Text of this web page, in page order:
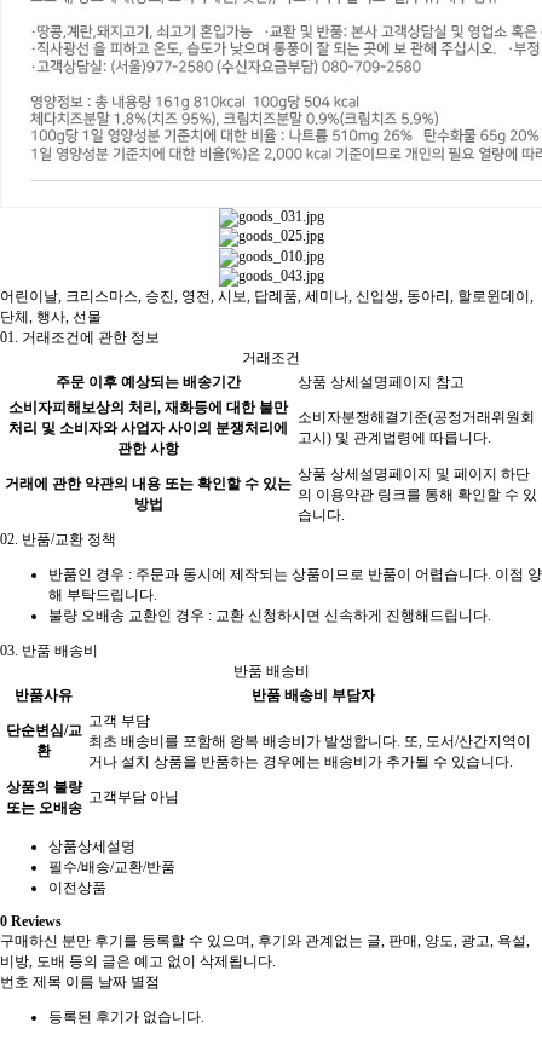
어린이날 크리스마스 승진 영전 시보 답례품 세미나 신입생 동아리 할로윈데이
단체 행사 선물
01.
거래조건에 관한 정보
거래조건
주문 이후 예상되는 배송기간
상품 상세설명페이지 참고
소비자피해보상의 처리, 재화등에 대한 불만
처리 및 소비자와 사업자 사이의 분쟁처리에
관한 사항
소비자분쟁해결기준(공정거래위원회
고시) 및 관계법령에 따릅니다.
거래에 관한 약관의 내용 또는 확인할 수 있는
방법
상품 상세설명페이지 및 페이지 하단
의 이용약관 링크를 통해 확인할 수 있
습니다.
02. 반품/교환 정책
반품인 경우 : 주문과 동시에 제작되는 상품이므로 반품이 어렵습니다. 이점 양
해 부탁드립니다.
불량 오배송 교환인 경우 : 교환 신청하시면 신속하게 진행해드립니다.
03. 반품 배송비
반품 배송비
반품사유
반품 배송비 부담자
단순변심/교
환
고객 부담
최초 배송비를 포함해 왕복 배송비가 발생합니다. 또, 도서/산간지역이
거나 설치 상품을 반품하는 경우에는 배송비가 추가될 수 있습니다.
상품의 불량
또는 오배송
고객부담 아님
상품상세설명
필수/배송/교환/반품
이전상품
0 Reviews
구매하신 분만 후기를 등록할 수 있으며, 후기와 관계없는 글, 판매, 양도, 광고, 욕설,
비방, 도배 등의 글은 예고 없이 삭제됩니다.
번호 제목 이름 날짜 별점
등록된 후기가 없습니다.